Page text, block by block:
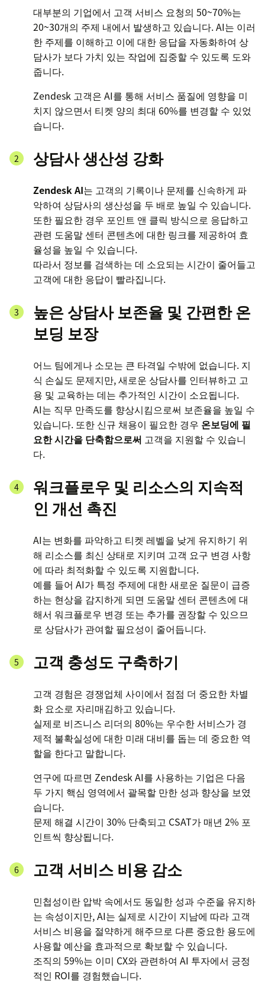
대부분의 기업에서 고객 서비스 요청의 50~70%는
20~30개의 주제 내에서 발생하고 있습니다. AI는 이러
한 주제를 이해하고 이에 대한 응답을 자동화하여 상
담사가 보다 가치 있는 작업에 집중할 수 있도록 도와
줍니다.
Zendesk 고객은 AI를 통해 서비스 품질에 영향을 미
치지 않으면서 티켓 양의 최대 60%를 변경할 수 있었
습니다.
상담사 생산성 강화
Zendesk AI는 고객의 기록이나 문제를 신속하게 파
악하여 상담사의 생산성을 두 배로 높일 수 있습니다.
또한 필요한 경우 포인트 앤 클릭 방식으로 응답하고
관련 도움말 센터 콘텐츠에 대한 링크를 제공하여 효
율성을 높일 수 있습니다.
따라서 정보를 검색하는 데 소요되는 시간이 줄어들고
고객에 대한 응답이 빨라집니다.
높은 상담사 보존율 및 간편한 온
보딩 보장
어느 팀에게나 소모는 큰 타격일 수밖에 없습니다. 지
식 손실도 문제지만, 새로운 상담사를 인터뷰하고 고
용 및 교육하는 데는 추가적인 시간이 소요됩니다.
AI는 직무 만족도를 향상시킴으로써 보존율을 높일 수
있습니다. 또한 신규 채용이 필요한 경우 온보딩에 필
요한 시간을 단축함으로써 고객을 지원할 수 있습니
다.
워크플로우 및 리소스의 지속적
인 개선 촉진
AI는 변화를 파악하고 티켓 레벨을 낮게 유지하기 위
해 리소스를 최신 상태로 지키며 고객 요구 변경 사항
에 따라 최적화할 수 있도록 지원합니다.
예를 들어 AI가 특정 주제에 대한 새로운 질문이 급증
하는 현상을 감지하게 되면 도움말 센터 콘텐츠에 대
해서 워크플로우 변경 또는 추가를 권장할 수 있으므
로 상담사가 관여할 필요성이 줄어듭니다.
고객 충성도 구축하기
고객 경험은 경쟁업체 사이에서 점점 더 중요한 차별
화 요소로 자리매김하고 있습니다.
실제로 비즈니스 리더의 80%는 우수한 서비스가 경
제적 불확실성에 대한 미래 대비를 돕는 데 중요한 역
할을 한다고 말합니다.
연구에 따르면 Zendesk AI를 사용하는 기업은 다음
두 가지 핵심 영역에서 괄목할 만한 성과 향상을 보였
습니다.
문제 해결 시간이 30% 단축되고 CSAT가 매년 2% 포
인트씩 향상됩니다.
고객 서비스 비용 감소
민첩성이란 압박 속에서도 동일한 성과 수준을 유지하
는 속성이지만, AI는 실제로 시간이 지남에 따라 고객
서비스 비용을 절약하게 해주므로 다른 중요한 용도에
사용할 예산을 효과적으로 확보할 수 있습니다.
조직의 59%는 이미 CX와 관련하여 AI 투자에서 긍정
적인 ROI를 경험했습니다.